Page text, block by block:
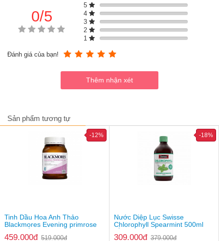
Hỗ trợ cải thiện sắc tố da không đều màu, mang lại làn da
rạng rỡ hơn.
Hỗ trợ làm sạch sâu lỗ chân lông, ngăn ngừa nguy cơ hình
thành mụn.
nhẹ và vừa.
Thành phần chính
Hoa bạc hà khô
0/5
5
4
3
2
1
Đánh giá của bạn!
Sản phẩm tương tự
Tinh Dầu Hoa Anh Thảo
Blackmores Evening primrose
459.000đ 519.000đ
-12%
Nước Diệp Lục Swisse
Chlorophyll Spearmint 500ml
309.000đ 379.000đ
-18%